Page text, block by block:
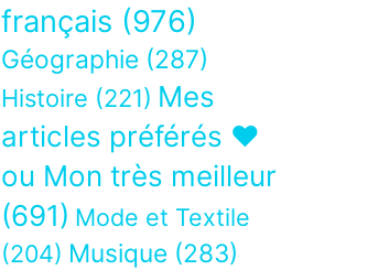
français (976)
Géographie (287)
Histoire (221) Mes
articles préférés ❤
ou Mon très meilleur
(691) Mode et Textile
(204) Musique (283)